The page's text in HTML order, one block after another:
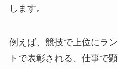
します。
例えば、競技で上位にラ
トで表彰される、仕事で